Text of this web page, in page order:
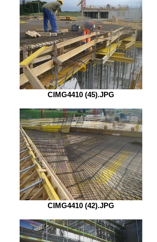
CIMG4410 (45).JPG
CIMG4410 (42).JPG